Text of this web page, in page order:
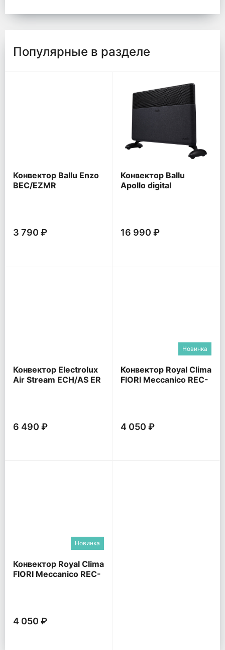
Популярные в разделе
Конвектор Ballu Enzo
BEC/EZMR
3 790 ₽
Конвектор Ballu
Apollo digital
16 990 ₽
Конвектор Electrolux
Air Stream ECH/AS ER
6 490 ₽
Новинка
Конвектор Royal Clima
FIORI Meccanico REC-
4 050 ₽
Новинка
Конвектор Royal Clima
FIORI Meccanico REC-
4 050 ₽